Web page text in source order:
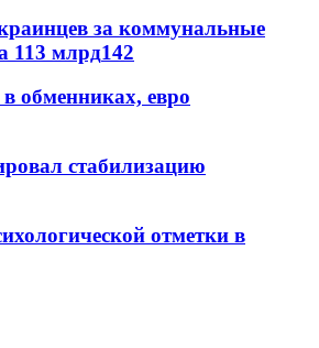
за коммунальные
113 млрд142
обменниках, евро
стабилизацию
отметки в